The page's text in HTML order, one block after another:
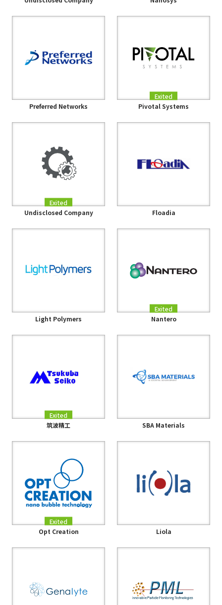
Preferred Networks
Exited
Pivotal Systems
Exited
Undisclosed Company
Floadia
Light Polymers
Exited
Nantero
Exited
筑波精工
SBA Materials
Exited
Opt Creation
Liola